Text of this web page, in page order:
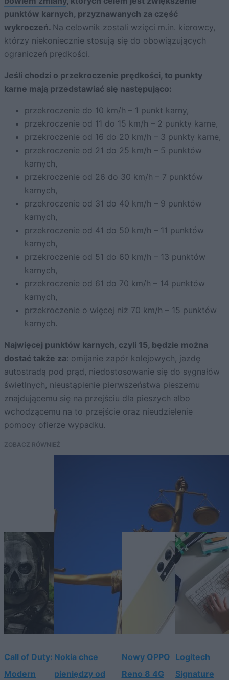
punktów karnych, przyznawanych za część
wykroczeń. Na celownik zostali wzięci m.in. kierowcy,
którzy niekoniecznie stosują się do obowiązujących
ograniczeń prędkości.
Jeśli chodzi o przekroczenie prędkości, to punkty
karne mają przedstawiać się następująco:
przekroczenie do 10 km/h – 1 punkt karny,
przekroczenie od 11 do 15 km/h – 2 punkty karne,
przekroczenie od 16 do 20 km/h – 3 punkty karne,
przekroczenie od 21 do 25 km/h – 5 punktów
karnych,
przekroczenie od 26 do 30 km/h – 7 punktów
karnych,
przekroczenie od 31 do 40 km/h – 9 punktów
karnych,
przekroczenie od 41 do 50 km/h – 11 punktów
karnych,
przekroczenie od 51 do 60 km/h – 13 punktów
karnych,
przekroczenie od 61 do 70 km/h – 14 punktów
karnych,
przekroczenie o więcej niż 70 km/h – 15 punktów
karnych.
Najwięcej punktów karnych, czyli 15, będzie można
dostać także za: omijanie zapór kolejowych, jazdę
autostradą pod prąd, niedostosowanie się do sygnałów
świetlnych, nieustąpienie pierwszeństwa pieszemu
znajdującemu się na przejściu dla pieszych albo
wchodzącemu na to przejście oraz nieudzielenie
pomocy ofierze wypadku.
ZOBACZ RÓWNIEŻ
Call of Duty:
Modern
Nokia chce
pieniędzy od
Nowy OPPO
Reno 8 4G
Logitech
Signature